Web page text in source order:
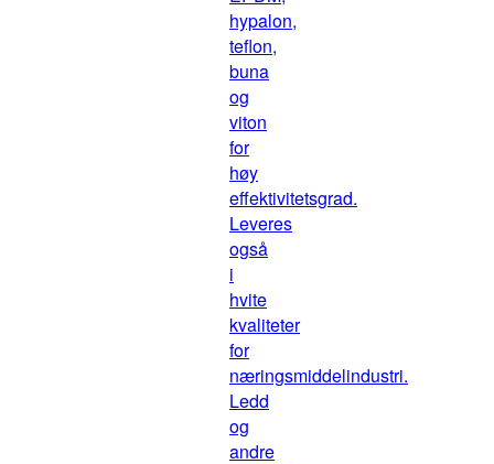
hypalon,
teflon,
buna
og
viton
for
høy
effektivitetsgrad.
Leveres
også
i
hvite
kvaliteter
for
næringsmiddelindustri.
Ledd
og
andre